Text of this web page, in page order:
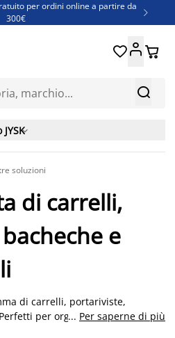
per ordini online a partire da
300€

1.500 articoli fino al 70%
di rimborso più adatto a te

 

soluzioni
di carrelli,
e
di carrelli, portariviste,
per organizzare e decorare
... Per saperne di più